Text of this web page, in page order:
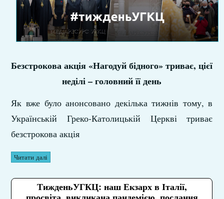
Безстрокова акція «Нагодуй бідного» триває, цієї
неділі – головний її день
Як вже було анонсовано декілька тижнів тому, в
Українській Греко-Католицькій Церкві триває
безстрокова акція
Читати далі
ТижденьУГКЦ: наш Екзарх в Італії,